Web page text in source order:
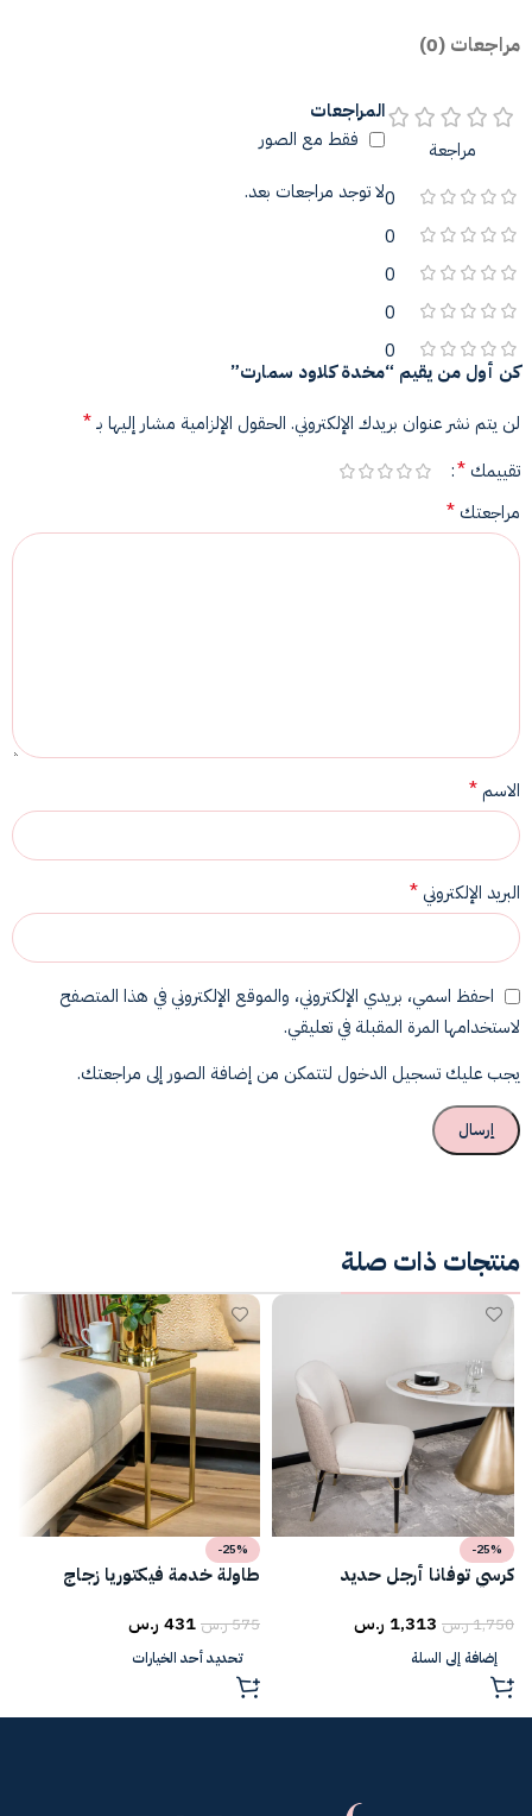
مراجعات (0)
مراجعة
0
0
0
0
0
المراجعات
فقط مع الصور
لا توجد مراجعات بعد.
كن أول من يقيم “مخدة كلاود سمارت”
لن يتم نشر عنوان بريدك الإلكتروني. الحقول الإلزامية مشار إليها بـ*
تقييمك *
مراجعتك *
الاسم*
البريد الإلكتروني *
احفظ اسمي، بريدي الإلكتروني، والموقع الإلكتروني في هذا المتصفح
لاستخدامها المرة المقبلة في تعليقي.
يجب عليك تسجيل الدخول لتتمكن من إضافة الصور إلى مراجعتك.
منتجات ذات صلة
-25%
كرسي توفانا أرجل حديد
1,750ر.س 1,313 ر.س
إضافة إلى السلة
-25%
طاولة خدمة فيكتوريا زجاج
575ر.س431 ر.س
تحديد أحد الخيارات